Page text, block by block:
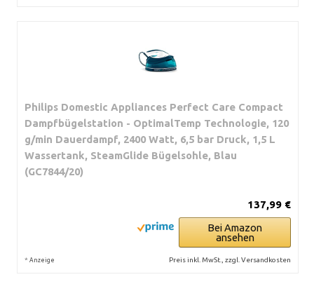
Philips Domestic Appliances Perfect Care Compact
Dampfbügelstation - OptimalTemp Technologie, 120
g/min Dauerdampf, 2400 Watt, 6,5 bar Druck, 1,5 L
Wassertank, SteamGlide Bügelsohle, Blau
(GC7844/20)
137,99 €
Bei Amazon
ansehen
* Anzeige Preis inkl. MwSt., zzgl. Versandkosten